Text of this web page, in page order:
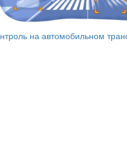
на автомобильном